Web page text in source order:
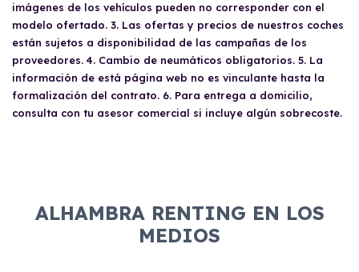
imágenes de los vehículos pueden no corresponder con el
modelo ofertado. 3. Las ofertas y precios de nuestros coches
están sujetos a disponibilidad de las campañas de los
proveedores. 4. Cambio de neumáticos obligatorios. 5. La
información de está página web no es vinculante hasta la
formalización del contrato. 6. Para entrega a domicilio,
consulta con tu asesor comercial si incluye algún sobrecoste.
ALHAMBRA RENTING EN LOS
MEDIOS